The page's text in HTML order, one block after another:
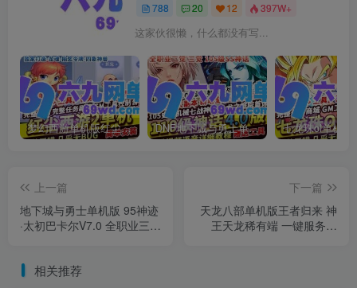
788 20 12 397W+
这家伙很懒，什么都没有写...
梦幻西游单机版红尘西游2微变独家打造龙魂抽奖令牌四象神兽 DNF地下城与勇士单机版110级神话版4.0全主线任务龙之庭院机械七战神实验室
上一篇
地下城与勇士单机版 95神迹
·太初巴卡尔V7.0 全职业三觉
下一篇
天龙八部单机版王者归来 神
王天龙稀有端 一键服务端
相关推荐